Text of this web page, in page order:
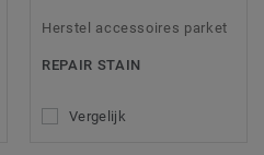
Herstel accessoires parket
REPAIR STAIN
Vergelijk